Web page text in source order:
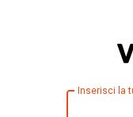
Inserisci la